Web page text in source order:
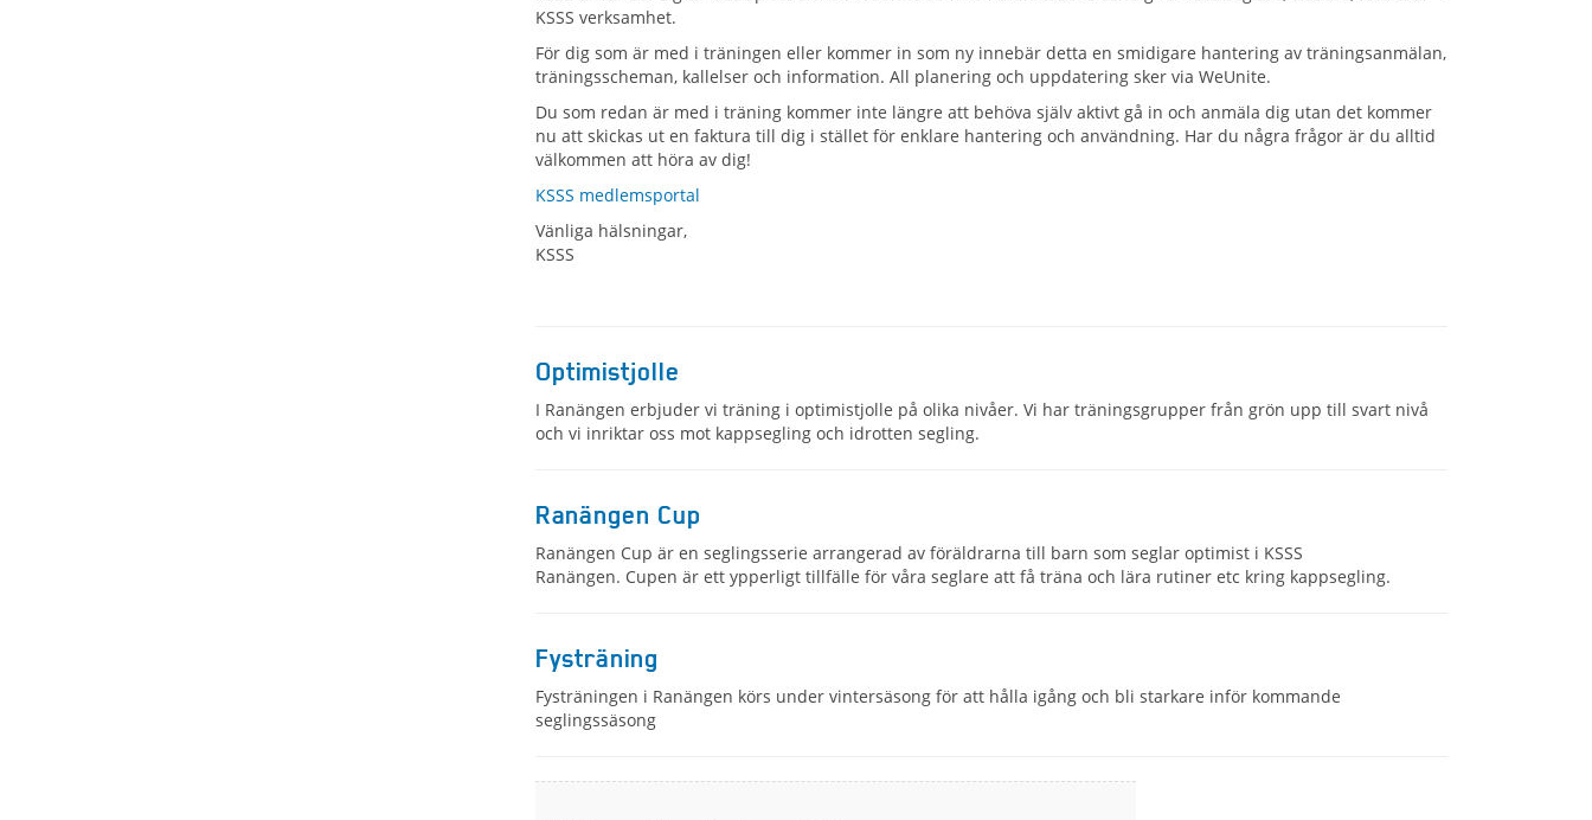
KSSS verksamhet.
För dig som är med i träningen eller kommer in som ny innebär detta en smidigare hantering av träningsanmälan,
träningsscheman, kallelser och information. All planering och uppdatering sker via WeUnite.
Du som redan är med i träning kommer inte längre att behöva själv aktivt gå in och anmäla dig utan det kommer
nu att skickas ut en faktura till dig i stället för enklare hantering och användning. Har du några frågor är du alltid
välkommen att höra av dig!
KSSS medlemsportal
Vänliga hälsningar,
KSSS
Optimistjolle
I Ranängen erbjuder vi träning i optimistjolle på olika nivåer. Vi har träningsgrupper från grön upp till svart nivå
och vi inriktar oss mot kappsegling och idrotten segling.
Ranängen Cup
Ranängen Cup är en seglingsserie arrangerad av föräldrarna till barn som seglar optimist i KSSS
Ranängen. Cupen är ett ypperligt tillfälle för våra seglare att få träna och lära rutiner etc kring kappsegling.
Fysträning
Fysträningen i Ranängen körs under vintersäsong för att hålla igång och bli starkare inför kommande
seglingssäsong